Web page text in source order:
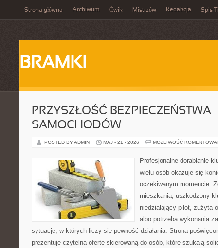
Strona główna Archiwum Ćwik Mistrzów Redakcja Spis
BRAMKI
PRZYSZŁOŚĆ BEZPIECZEŃSTWA
SAMOCHODÓW
POSTED BY ADMIN MAJ - 21 - 2026 MOŻLIWOŚĆ
Profesjonalne dorabianie
wielu osób okazuje się
oczekiwanym momencie.
mieszkania, uszkodzony
niedziałający pilot, zużyta
albo potrzeba wykonania
sytuacje, w których liczy się pewność działania. Strona
prezentuje czytelną ofertę skierowaną do osób, które szukają